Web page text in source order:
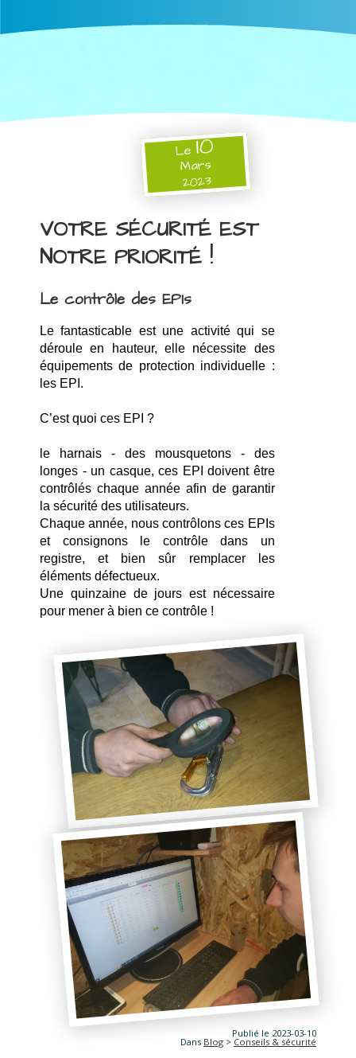
Le10
Mars
2023
VOTRE SÉCURITÉ EST
NOTRE PRIORITÉ !
Le contrôle des EPIs
Le fantasticable est une activité qui se
déroule en hauteur, elle nécessite des
équipements de protection individuelle :
les EPI.
C’est quoi ces EPI ?
le harnais - des mousquetons - des
longes - un casque, ces EPI doivent être
contrôlés chaque année afin de garantir
la sécurité des utilisateurs.
Chaque année, nous contrôlons ces EPIs
et consignons le contrôle dans un
registre, et bien sûr remplacer les
éléments défectueux.
Une quinzaine de jours est nécessaire
pour mener à bien ce contrôle !
Publié le 2023-03-10
Dans Blog > Conseils & sécurité